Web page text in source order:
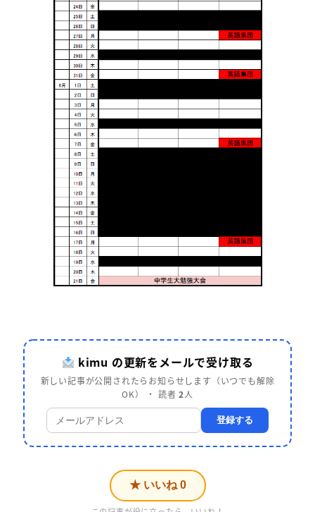
kimu の更新をメールで受け取る
新しい記事が公開されたらお知らせします（いつでも解除
OK） ・ 読者2人
登録する
★ いいね 0